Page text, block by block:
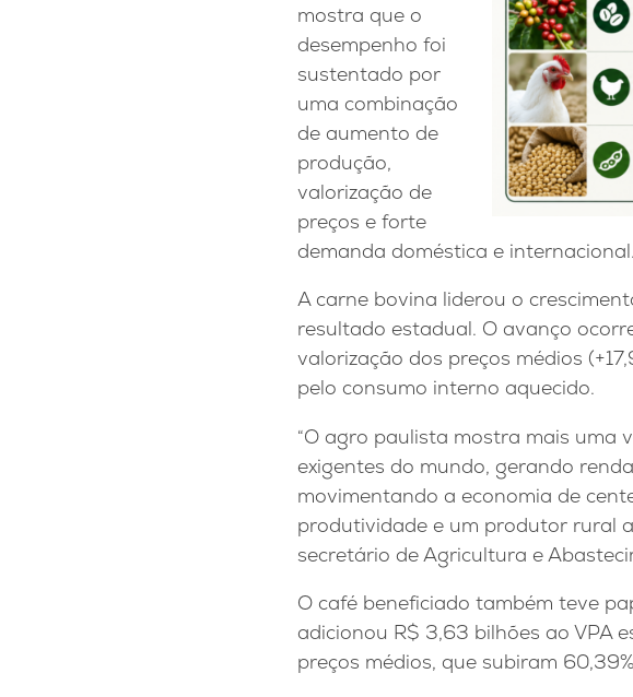
mostra que o
desempenho foi
sustentado por
uma combinação
de aumento de
produção,
valorização de
preços e forte
demanda doméstica e internacional.
A carne bovina liderou o
resultado estadual. O avanço
valorização dos preços médios
pelo consumo interno aquecido.
“O agro paulista mostra mais uma
exigentes do mundo, gerando
movimentando a economia de
produtividade e um produtor rural
secretário de Agricultura e
O café beneficiado também teve
adicionou R$ 3,63 bilhões ao VPA
preços médios, que subiram